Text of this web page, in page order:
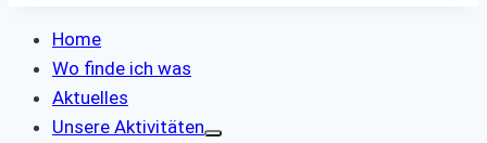
Home
Wo finde ich was
Aktuelles
Unsere Aktivitäten